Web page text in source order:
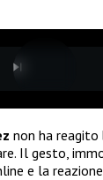
non ha
Il gesto,
e la